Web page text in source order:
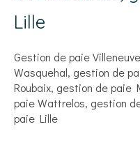
Lille
Gestion de paie
Wasquehal, gestion de
Roubaix, gestion de paie
paie Wattrelos, gestion
paie Lille